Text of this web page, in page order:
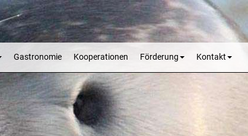
Gastronomie Kooperationen Förderung Kontakt